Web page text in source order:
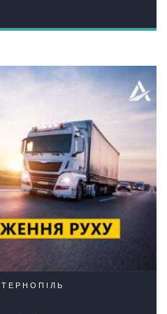
ТЕРНОПІЛЬ